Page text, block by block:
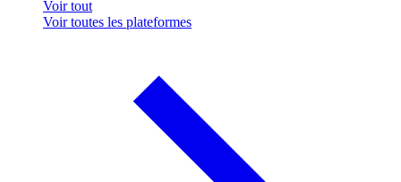
Voir tout
Voir toutes les plateformes